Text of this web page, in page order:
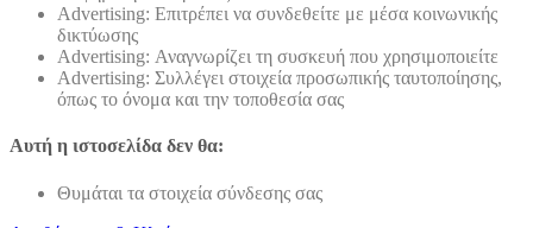
Advertising: Επιτρέπει να συνδεθείτε με μέσα κοινωνικής
δικτύωσης
Advertising: Αναγνωρίζει τη συσκευή που χρησιμοποιείτε
Advertising: Συλλέγει στοιχεία προσωπικής ταυτοποίησης,
όπως το όνομα και την τοποθεσία σας
Αυτή η ιστοσελίδα δεν θα:
Θυμάται τα στοιχεία σύνδεσης σας